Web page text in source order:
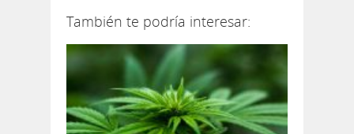
También te podría interesar: